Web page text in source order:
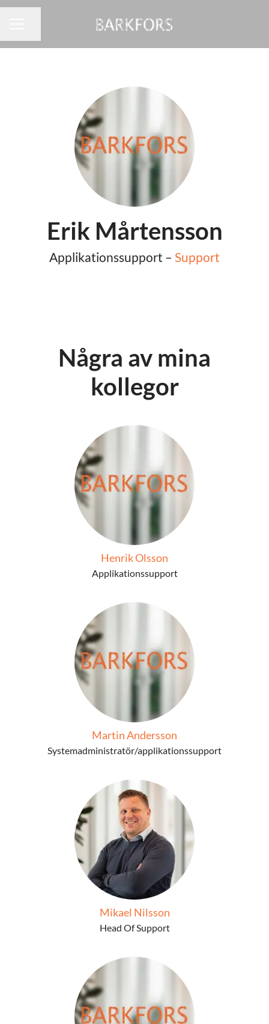
Erik Mårtensson
Applikationssupport – Support
Några av mina
kollegor
Henrik Olsson
Applikationssupport
Martin Andersson
Systemadministratör/applikationssupport
Mikael Nilsson
Head Of Support